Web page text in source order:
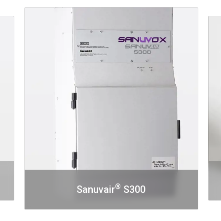
Sanuvair® S300